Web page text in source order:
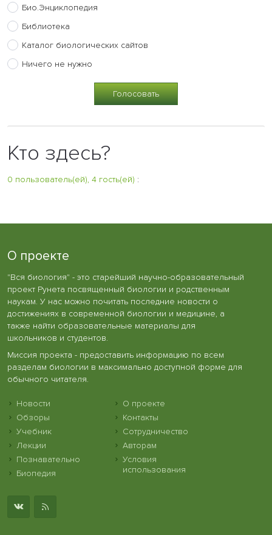
Био.Энциклопедия
Библиотека
Каталог биологических сайтов
Ничего не нужно
Кто здесь?
0 пользователь(ей), 4 гость(ей) :
О проекте
"Вся биология" - это старейший научно-образовательный
проект Рунета посвященный биологии и родственным
наукам. У нас можно почитать последние новости о
достижениях в современной биологии и медицине, а
также найти образовательные материалы для
школьников и студентов.
Миссия проекта - предоставить информацию по всем
разделам биологии в максимально доступной форме для
обычного читателя.
Новости
Обзоры
Учебник
Лекции
Познавательно
Биопедия
О проекте
Контакты
Сотрудничество
Авторам
Условия
использования